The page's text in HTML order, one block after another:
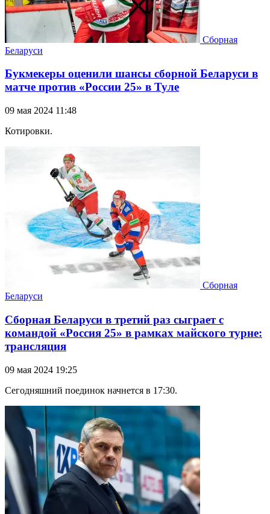
Сборная
Беларуси
Букмекеры оценили шансы сборной Беларуси в
матче против «России 25» в Туле
09 мая 2024 11:48
Котировки.
Сборная
Беларуси
Сборная Беларуси в третий раз сыграет с
командой «Россия 25» в рамках майского турне:
трансляция
09 мая 2024 19:25
Сегодняшний поединок начнется в 17:30.